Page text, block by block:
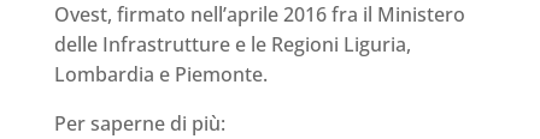
Ovest, firmato nell’aprile 2016 fra il Ministero
delle Infrastrutture e le Regioni Liguria,
Lombardia e Piemonte.
Per saperne di più: